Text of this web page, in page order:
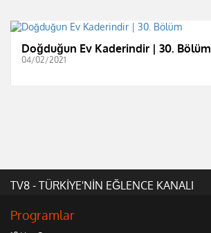
Doğduğun Ev Kaderindir | 30. Bölüm
04/02/2021
TV8 - TÜRKİYE'NİN EĞLENCE KANALI
Programlar